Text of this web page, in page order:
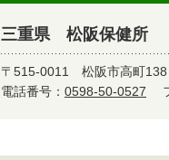
三重県 松阪保健所
〒515-0011 松阪市高町138
電話番号： 0598-50-0527